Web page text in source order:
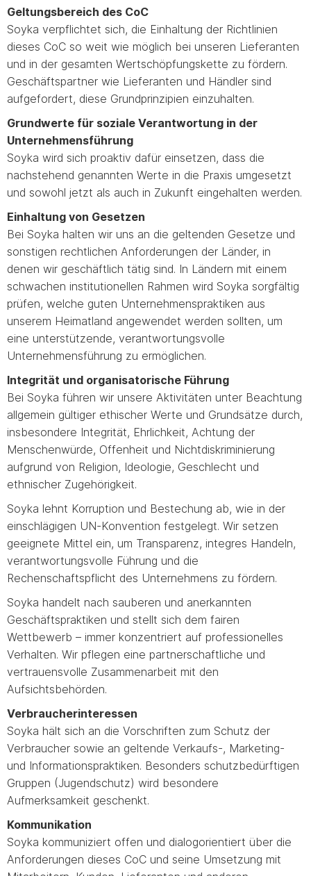
Geltungsbereich des CoC
Soyka verpflichtet sich, die Einhaltung der Richtlinien
dieses CoC so weit wie möglich bei unseren Lieferanten
und in der gesamten Wertschöpfungskette zu fördern.
Geschäftspartner wie Lieferanten und Händler sind
aufgefordert, diese Grundprinzipien einzuhalten.
Grundwerte für soziale Verantwortung in der
Unternehmensführung
Soyka wird sich proaktiv dafür einsetzen, dass die
nachstehend genannten Werte in die Praxis umgesetzt
und sowohl jetzt als auch in Zukunft eingehalten werden.
Einhaltung von Gesetzen
Bei Soyka halten wir uns an die geltenden Gesetze und
sonstigen rechtlichen Anforderungen der Länder, in
denen wir geschäftlich tätig sind. In Ländern mit einem
schwachen institutionellen Rahmen wird Soyka sorgfältig
prüfen, welche guten Unternehmenspraktiken aus
unserem Heimatland angewendet werden sollten, um
eine unterstützende, verantwortungsvolle
Unternehmensführung zu ermöglichen.
Integrität und organisatorische Führung
Bei Soyka führen wir unsere Aktivitäten unter Beachtung
allgemein gültiger ethischer Werte und Grundsätze durch,
insbesondere Integrität, Ehrlichkeit, Achtung der
Menschenwürde, Offenheit und Nichtdiskriminierung
aufgrund von Religion, Ideologie, Geschlecht und
ethnischer Zugehörigkeit.
Soyka lehnt Korruption und Bestechung ab, wie in der
einschlägigen UN-Konvention festgelegt. Wir setzen
geeignete Mittel ein, um Transparenz, integres Handeln,
verantwortungsvolle Führung und die
Rechenschaftspflicht des Unternehmens zu fördern.
Soyka handelt nach sauberen und anerkannten
Geschäftspraktiken und stellt sich dem fairen
Wettbewerb – immer konzentriert auf professionelles
Verhalten. Wir pflegen eine partnerschaftliche und
vertrauensvolle Zusammenarbeit mit den
Aufsichtsbehörden.
Verbraucherinteressen
Soyka hält sich an die Vorschriften zum Schutz der
Verbraucher sowie an geltende Verkaufs-, Marketing-
und Informationspraktiken. Besonders schutzbedürftigen
Gruppen (Jugendschutz) wird besondere
Aufmerksamkeit geschenkt.
Kommunikation
Soyka kommuniziert offen und dialogorientiert über die
Anforderungen dieses CoC und seine Umsetzung mit